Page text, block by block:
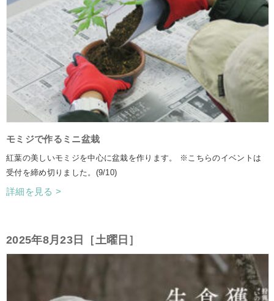
モミジで作るミニ盆栽
紅葉の美しいモミジを中心に盆栽を作ります。 ※こちらのイベントは
受付を締め切りました。(9/10)
詳細を見る >
2025年8月23日［土曜日］